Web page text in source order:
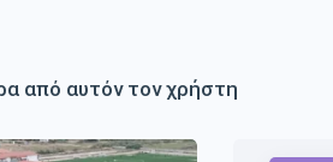
από αυτόν τον χρήστη